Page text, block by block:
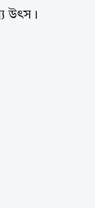
উৎস।